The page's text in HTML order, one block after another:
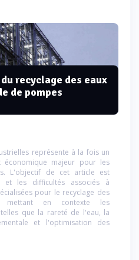
recyclage des eaux
de pompes
représente à la fois un
économique majeur pour les
L'objectif de cet article est
et les difficultés associés à
pour le recyclage des
mettant en contexte les
que la rareté de l'eau, la
et l'optimisation des